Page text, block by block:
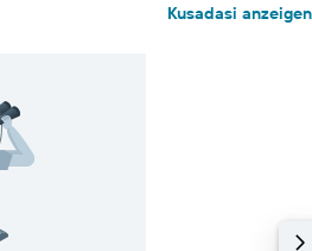
Kusadasi anzeigen